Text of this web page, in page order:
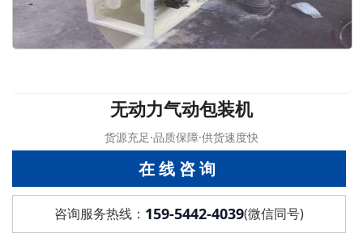
无动力气动包装机
货源充足·品质保障·供货速度快
在线咨询
咨询服务热线： 159-5442-4039(微信同号)